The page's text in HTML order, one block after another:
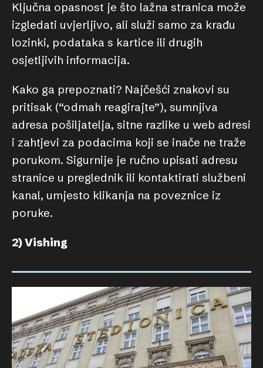
Ključna opasnost je što lažna stranica može
izgledati uvjerljivo, ali služi samo za krađu
lozinki, podataka s kartice ili drugih
osjetljivih informacija.
Kako ga prepoznati? Najčešći znakovi su
pritisak (“odmah reagirajte”), sumnjiva
adresa pošiljatelja, sitne razlike u web adresi
i zahtjevi za podacima koji se inače ne traže
porukom. Sigurnije je ručno upisati adresu
stranice u preglednik ili kontaktirati službeni
kanal, umjesto klikanja na poveznice iz
poruke.
2) Vishing